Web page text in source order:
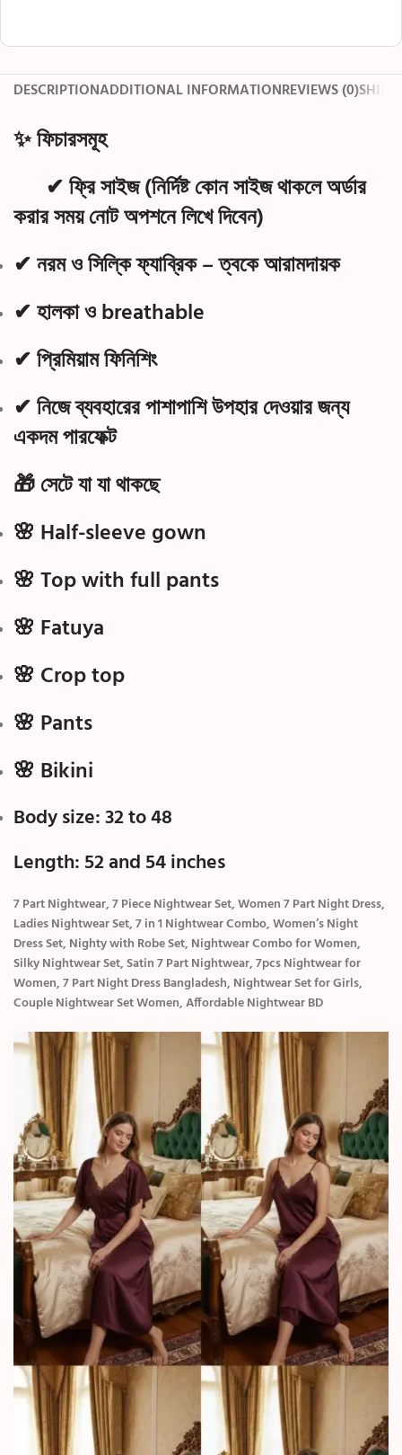
DESCRIPTIONADDITIONAL INFORMATIONREVIEWS (0)
✨ ফিচারসমূহ
✔ ফ্রি সাইজ (নির্দিষ্ট কোন সাইজ থাকলে অর্ডার
করার সময় নোট অপশনে লিখে দিবেন)
✔ নরম ও সিল্কি ফ্যাব্রিক – ত্বকে আরামদায়ক
✔ হালকা ও breathable
✔ প্রিমিয়াম ফিনিশিং
✔ নিজে ব্যবহারের পাশাপাশি উপহার দেওয়ার জন্য
একদম পারফেক্ট
🎁 সেটে যা যা থাকছে
🌸 Half-sleeve gown
🌸 Top with full pants
🌸 Fatuya
🌸 Crop top
🌸 Pants
🌸 Bikini
Body size: 32 to 48
Length: 52 and 54 inches
7 Part Nightwear,7 Piece Nightwear Set,Women 7 Part Night Dress,
Ladies Nightwear Set,7 in 1 Nightwear Combo,Women’s Night
Dress Set, Nighty with Robe Set, Nightwear Combo for Women,
Silky Nightwear Set,Satin 7 Part Nightwear,7pcs Nightwear for
Women,7 Part Night Dress Bangladesh, Nightwear Set for Girls,
Couple Nightwear Set Women,Affordable Nightwear BD